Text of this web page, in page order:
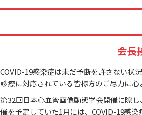
会長
COVID-19感染症は未だ予断を許さない状
診療に対応されている皆様方のご尽力に心
第32回日本心血管画像動態学会開催に際
催を予定していた1月には、COVID-19感